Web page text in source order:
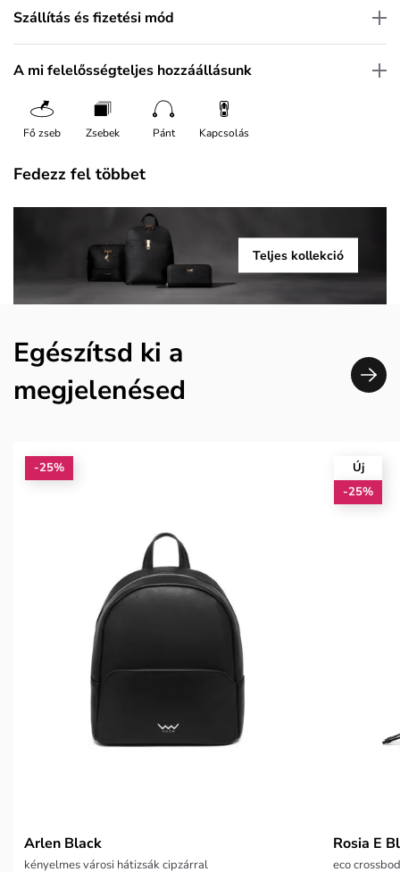
Szállítás és fizetési mód
A mi felelősségteljes hozzáállásunk
Fő zseb Zsebek Pánt Kapcsolás
Fedezz fel többet
Teljes kollekció
Egészítsd ki a
megjelenésed
-25%
Arlen Black
kényelmes városi hátizsák cipzárral
Új
-25%
Rosia E
eco